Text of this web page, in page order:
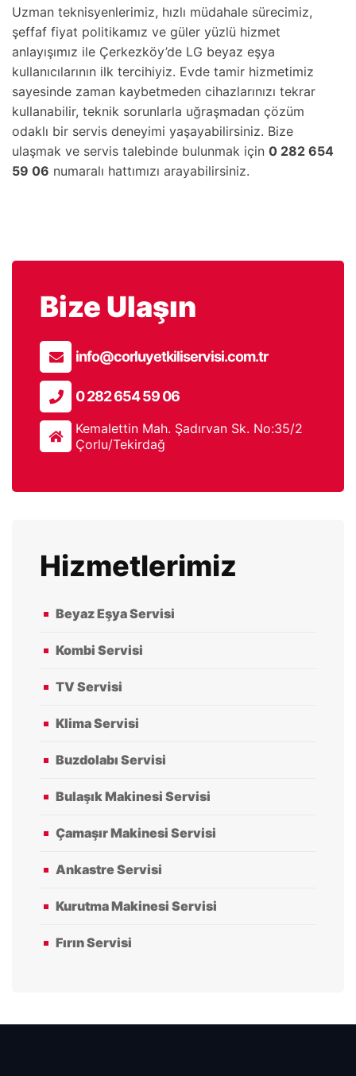
Bize Ulaşın
info@corluyetkiliservisi.com.tr
0 282 654 59 06
Kemalettin Mah. Şadırvan Sk. No:35/2
Çorlu/Tekirdağ
Hizmetlerimiz
Beyaz Eşya Servisi
Kombi Servisi
TV Servisi
Klima Servisi
Buzdolabı Servisi
Bulaşık Makinesi Servisi
Çamaşır Makinesi Servisi
Ankastre Servisi
Kurutma Makinesi Servisi
Fırın Servisi
Uzman teknisyenlerimiz, hızlı müdahale sürecimiz,
şeffaf fiyat politikamız ve güler yüzlü hizmet
anlayışımız ile Çerkezköy’de LG beyaz eşya
kullanıcılarının ilk tercihiyiz. Evde tamir hizmetimiz
sayesinde zaman kaybetmeden cihazlarınızı tekrar
kullanabilir, teknik sorunlarla uğraşmadan çözüm
odaklı bir servis deneyimi yaşayabilirsiniz. Bize
ulaşmak ve servis talebinde bulunmak için 0 282 654
59 06 numaralı hattımızı arayabilirsiniz.